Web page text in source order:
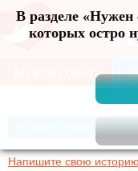
В разделе «Нужен
которых остро
Нужен совет?
Напишите свою историю